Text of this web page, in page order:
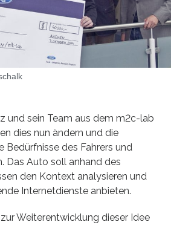
und sein Team aus dem m2c-lab
dies nun ändern und die
Bedürfnisse des Fahrers und
Das Auto soll anhand des
den Kontext analysieren und
Internetdienste anbieten.
Weiterentwicklung dieser Idee